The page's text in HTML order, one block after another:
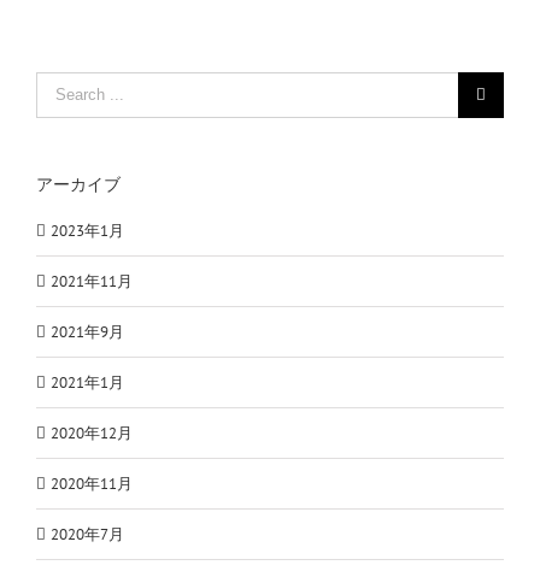
Search
アーカイブ
2023年1月
2021年11月
2021年9月
2021年1月
2020年12月
2020年11月
2020年7月